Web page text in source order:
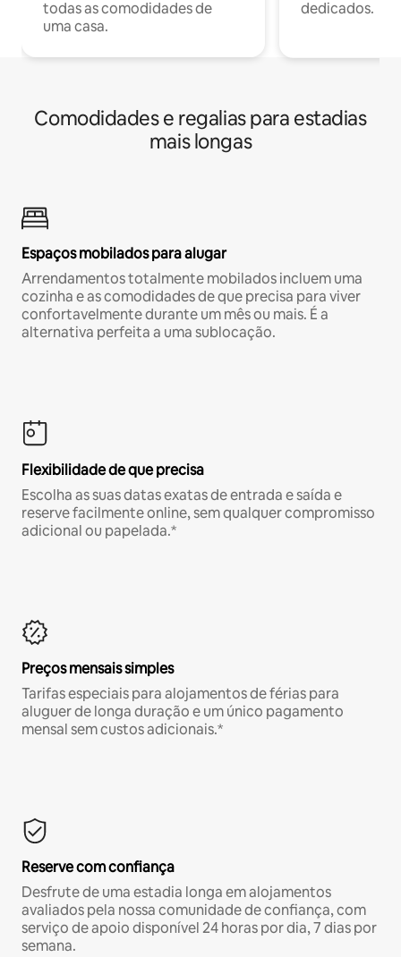
todas as comodidades de
uma casa.
dedicados.
Comodidades e regalias para estadias
mais longas
Espaços mobilados para alugar
Arrendamentos totalmente mobilados incluem uma
cozinha e as comodidades de que precisa para viver
confortavelmente durante um mês ou mais. É a
alternativa perfeita a uma sublocação.
Flexibilidade de que precisa
Escolha as suas datas exatas de entrada e saída e
reserve facilmente online, sem qualquer compromisso
adicional ou papelada.*
Preços mensais simples
Tarifas especiais para alojamentos de férias para
aluguer de longa duração e um único pagamento
mensal sem custos adicionais.*
Reserve com confiança
Desfrute de uma estadia longa em alojamentos
avaliados pela nossa comunidade de confiança, com
serviço de apoio disponível 24 horas por dia, 7 dias por
semana.